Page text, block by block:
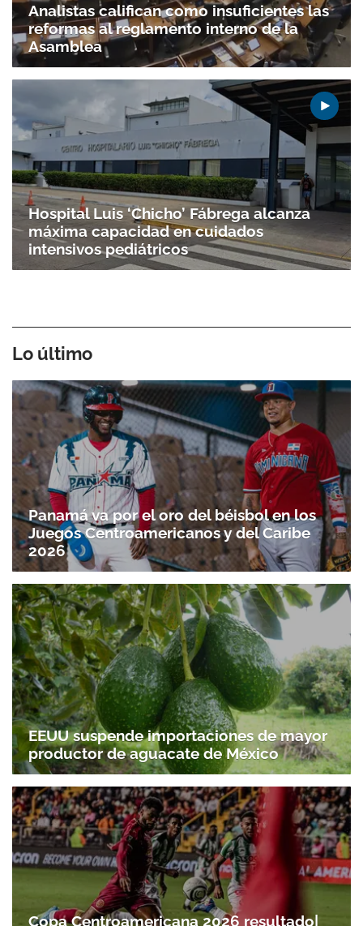
Analistas califican como insuficientes las
reformas al reglamento interno de la
Asamblea
Hospital Luis ‘Chicho’ Fábrega alcanza
máxima capacidad en cuidados
intensivos pediátricos
Lo último
Panamá va por el oro del béisbol en los
Juegos Centroamericanos y del Caribe
2026
EEUU suspende importaciones de mayor
productor de aguacate de México
Copa Centroamericana 2026 resultado|